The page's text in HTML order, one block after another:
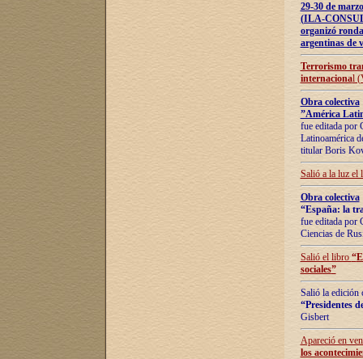
29-30 de
(ILA-
organizó
argentinas de
Terrorismo
internacional
Obra colectiva
”América
fue editada por
Latinoamérica
titular Boris
Salió a la luz el
Obra colectiva
“España: la
fue editada por
Ciencias de
Salió el libro “
sociales”
Salió la edición
“Presidentes
Gisbert
Apareció en
los